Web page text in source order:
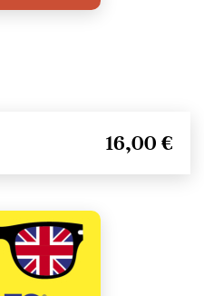
16,00 €